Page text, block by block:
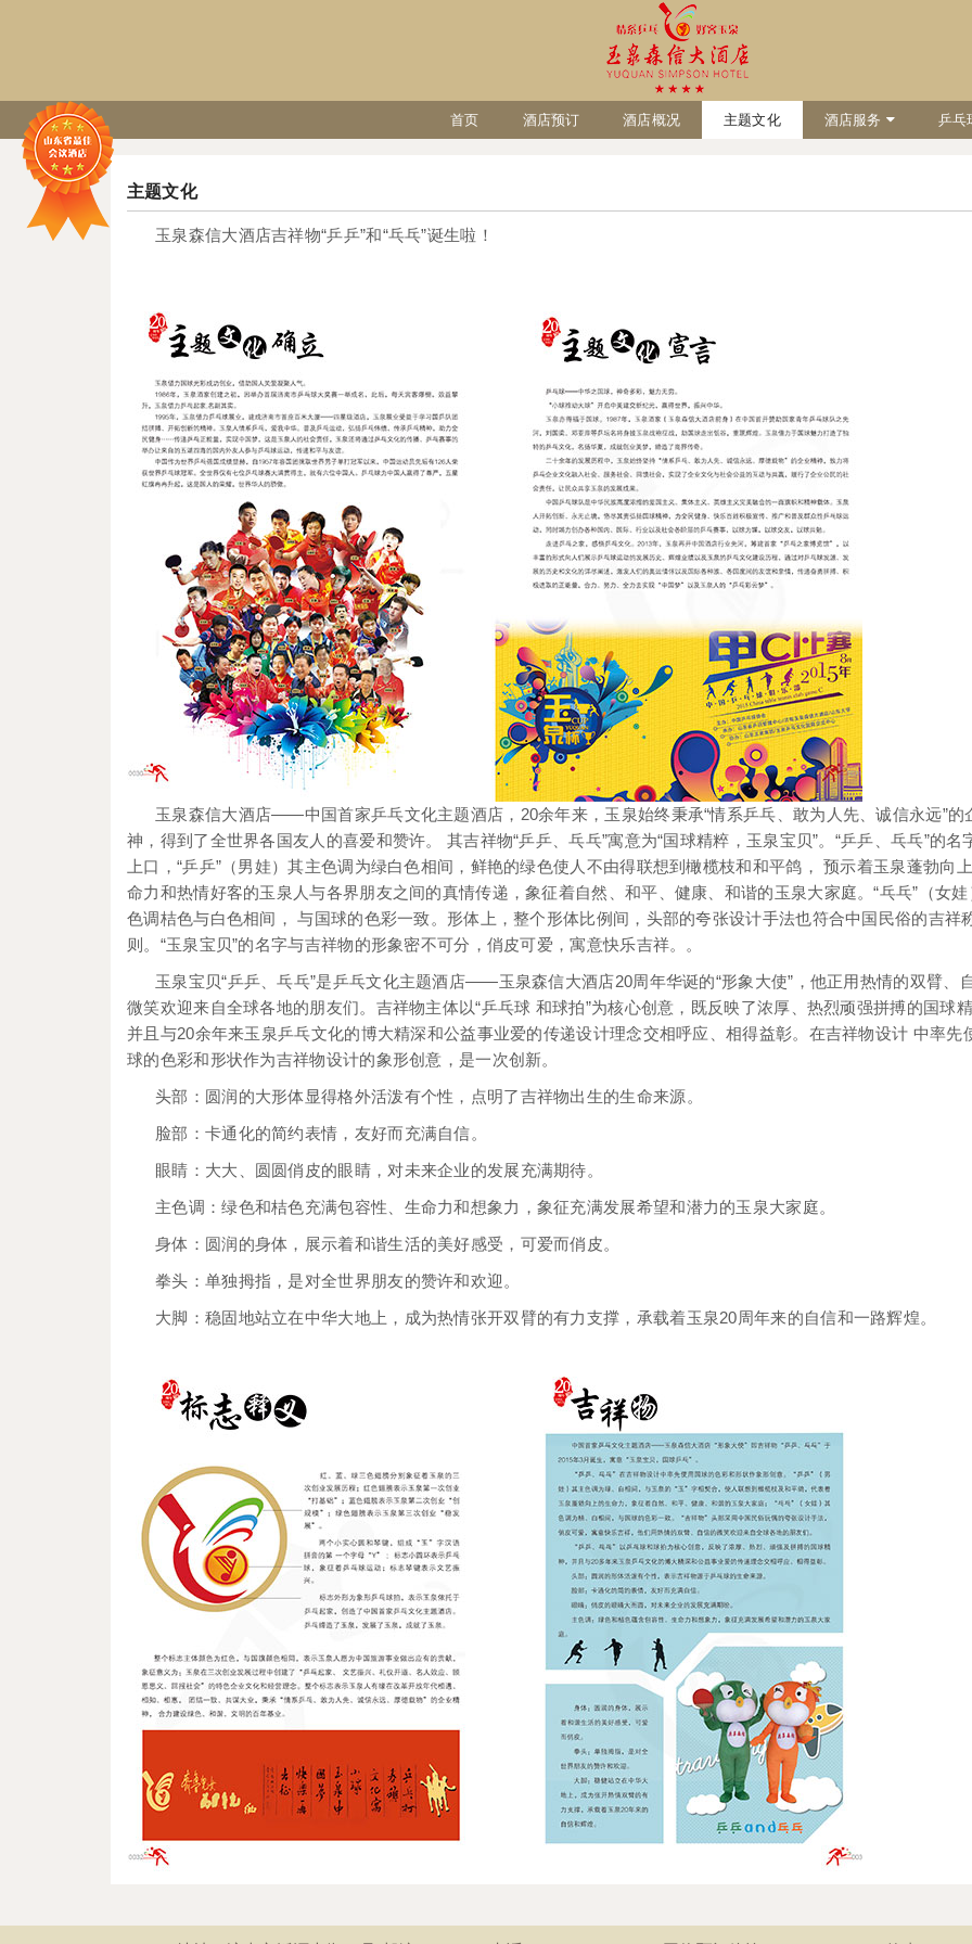
首页 酒店预订 酒店概况 主题文化 酒店服务 乒乓
主题文化
玉泉森信大酒店吉祥物“乒乒”和“乓乓”诞生啦！
玉泉森信大酒店——中国首家乒乓文化主题酒店，20余年来，玉泉始终秉承“情系乒乓、敢为人先、诚信永远”的
神，得到了全世界各国友人的喜爱和赞许。 其吉祥物“乒乒、乓乓”寓意为“国球精粹，玉泉宝贝”。“乒乒、乓乓”的名
上口，“乒乒”（男娃）其主色调为绿白色相间，鲜艳的绿色使人不由得联想到橄榄枝和和平鸽， 预示着玉泉蓬勃向
命力和热情好客的玉泉人与各界朋友之间的真情传递，象征着自然、和平、健康、和谐的玉泉大家庭。“乓乓”（女娃
色调桔色与白色相间， 与国球的色彩一致。形体上，整个形体比例间，头部的夸张设计手法也符合中国民俗的吉祥
则。“玉泉宝贝”的名字与吉祥物的形象密不可分，俏皮可爱，寓意快乐吉祥。。
玉泉宝贝“乒乒、乓乓”是乒乓文化主题酒店——玉泉森信大酒店20周年华诞的“形象大使”，他正用热情的双臂、
微笑欢迎来自全球各地的朋友们。吉祥物主体以“乒乓球 和球拍”为核心创意，既反映了浓厚、热烈顽强拼搏的国球精
并且与20余年来玉泉乒乓文化的博大精深和公益事业爱的传递设计理念交相呼应、相得益彰。在吉祥物设计 中率先
球的色彩和形状作为吉祥物设计的象形创意，是一次创新。
头部：圆润的大形体显得格外活泼有个性，点明了吉祥物出生的生命来源。
脸部：卡通化的简约表情，友好而充满自信。
眼睛：大大、圆圆俏皮的眼睛，对未来企业的发展充满期待。
主色调：绿色和桔色充满包容性、生命力和想象力，象征充满发展希望和潜力的玉泉大家庭。
身体：圆润的身体，展示着和谐生活的美好感受，可爱而俏皮。
拳头：单独拇指，是对全世界朋友的赞许和欢迎。
大脚：稳固地站立在中华大地上，成为热情张开双臂的有力支撑，承载着玉泉20周年来的自信和一路辉煌。